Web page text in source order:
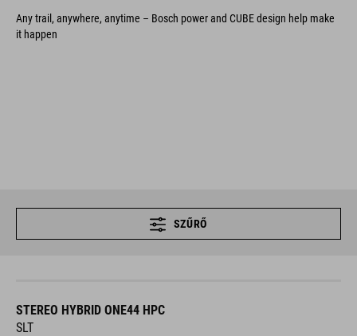
Any trail, anywhere, anytime – Bosch power and CUBE design help make
it happen
SZŰRŐ
STEREO HYBRID ONE44 HPC
SLT